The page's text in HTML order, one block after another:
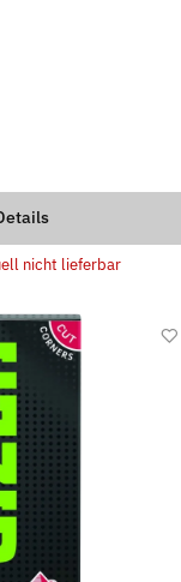
nicht lieferbar